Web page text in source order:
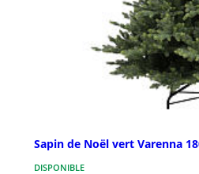
Sapin de Noël vert Varenna
DISPONIBLE